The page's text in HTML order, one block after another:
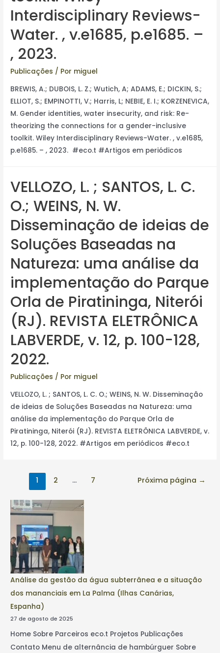
Interdisciplinary Reviews-
Water. , v.e1685, p.e1685. –
, 2023.
Publicações / Por miguel
BREWIS, A.; DUBOIS, L. Z.; Wutich, A; ADAMS, E.; DICKIN, S.;
ELLIOT, S.; EMPINOTTI, V.; Harris, L; NEBIE, E. I.; KORZENEVICA,
M. Gender identities, water insecurity, and risk: Re-
theorizing the connections for a gender-inclusive
toolkit. Wiley Interdisciplinary Reviews-Water. , v.e1685,
p.e1685. – , 2023. #eco.t #Artigos em periódicos
VELLOZO, L. ; SANTOS, L. C.
O.; WEINS, N. W.
Disseminação de ideias de
Soluções Baseadas na
Natureza: uma análise da
implementação do Parque
Orla de Piratininga, Niterói
(RJ). REVISTA ELETRÔNICA
LABVERDE, v. 12, p. 100-128,
2022.
Publicações / Por miguel
VELLOZO, L. ; SANTOS, L. C. O.; WEINS, N. W. Disseminação
de ideias de Soluções Baseadas na Natureza: uma
análise da implementação do Parque Orla de
Piratininga, Niterói (RJ). REVISTA ELETRÔNICA LABVERDE, v.
12, p. 100-128, 2022. #Artigos em periódicos #eco.t
1 2 … 7 Próxima página →
Análise da gestão da água subterrânea e a situação
dos mananciais em La Palma (Ilhas Canárias,
Espanha)
27 de agosto de 2025
Home Sobre Parceiros eco.t Projetos Publicações
Contato Menu de alternância de hambúrguer Sobre